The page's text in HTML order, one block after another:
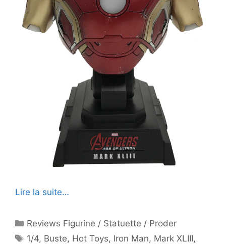
Lire la suite…
Catégories
Reviews Figurine / Statuette / Proder
Étiquettes
1/4, Buste, Hot Toys, Iron Man, Mark XLIII,